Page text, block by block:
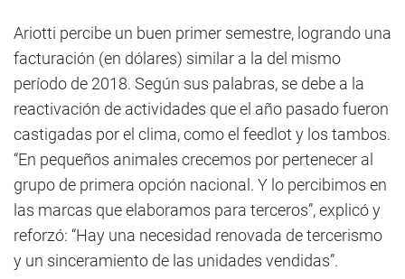
Ariotti percibe un buen primer semestre, logrando una
facturación (en dólares) similar a la del mismo
período de 2018. Según sus palabras, se debe a la
reactivación de actividades que el año pasado fueron
castigadas por el clima, como el feedlot y los tambos.
“En pequeños animales crecemos por pertenecer al
grupo de primera opción nacional. Y lo percibimos en
las marcas que elaboramos para terceros”, explicó y
reforzó: “Hay una necesidad renovada de tercerismo
y un sinceramiento de las unidades vendidas”.